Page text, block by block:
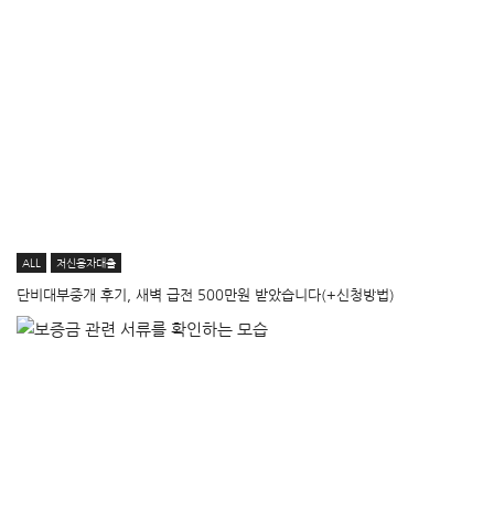
ALL 저신용자대출
단비대부중개 후기, 새벽 급전 500만원 받았습니다(+신청방법)